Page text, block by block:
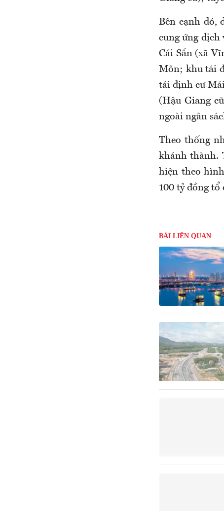
Bên cạnh đó,
cung ứng dịch
Cái Sắn (xã
Môn; khu tái
tái định cư
(Hậu Giang
ngoài ngân
Theo thống
khánh thành.
hiện theo
100 tỷ đồng
BÀI LIÊN QUAN